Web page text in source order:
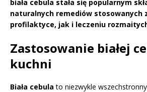
biała cebula stała się popularnym
naturalnych remediów stosowanych
profilaktyce, jak i leczeniu
Zastosowanie białej
kuchni
Biała cebula to niezwykle